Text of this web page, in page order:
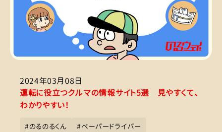
2024年03月08日
運転に役立つクルマの情報サイト5選 見やすくて、
わかりやすい！
#のるのるくん #ペーパードライバー